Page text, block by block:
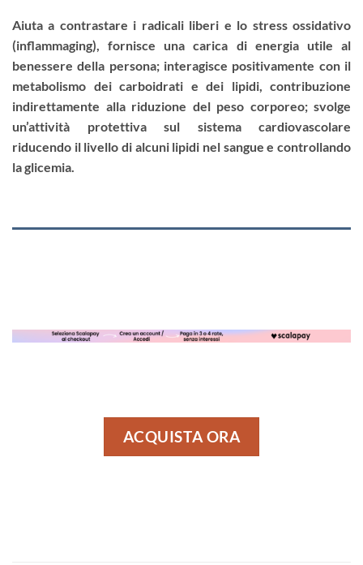
Aiuta a contrastare i radicali liberi e lo stress ossidativo
(inflammaging), fornisce una carica di energia utile al
benessere della persona; interagisce positivamente con il
metabolismo dei carboidrati e dei lipidi, contribuzione
indirettamente alla riduzione del peso corporeo; svolge
un’attività protettiva sul sistema cardiovascolare
riducendo il livello di alcuni lipidi nel sangue e controllando
la glicemia.
ACQUISTA ORA